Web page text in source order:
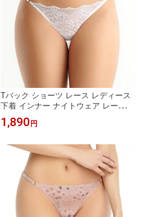
Tバック ショーツ レース レディース
下着 インナー ナイトウェア レース
セクシー サイドストリング パンツ イ
ンポート 紐パン ブラジリアン 通販
1,890 円